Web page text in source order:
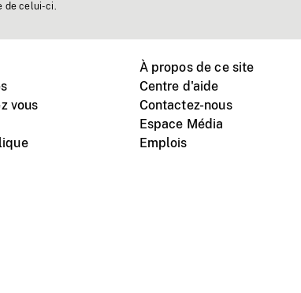
de celui-ci.
vous
À propos de ce site
Centre d'aide
Contactez-nous
Espace Média
Emplois